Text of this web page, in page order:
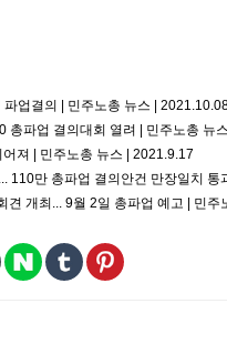
업결의 | 민주노총 뉴스 |
총파업 결의대회 열려 | 민주노총 뉴
져 | 민주노총 뉴스 | 2021.9.17
110만 총파업 결의안건 만장일치 통
개최... 9월 2일 총파업 예고 | 민주